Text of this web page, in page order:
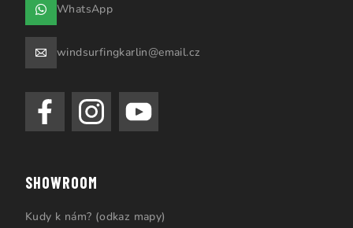
WhatsApp
windsurfingkarlin@email.cz
SHOWROOM
Kudy k nám? (odkaz mapy)